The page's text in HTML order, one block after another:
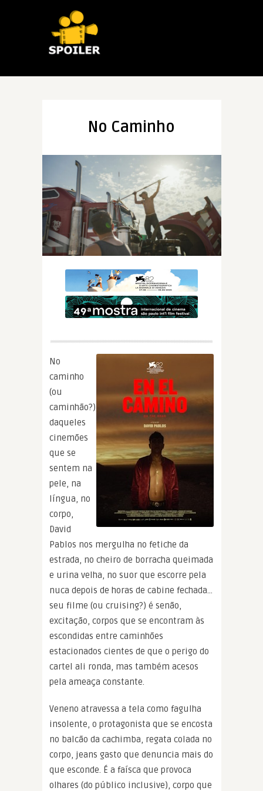
No Caminho
No
caminho
(ou
caminhão?)
daqueles
cinemões
que se
sentem na
pele, na
língua, no
corpo,
David
Pablos nos mergulha no fetiche da
estrada, no cheiro de borracha queimada
e urina velha, no suor que escorre pela
nuca depois de horas de cabine fechada…
seu filme (ou cruising?) é senão,
excitação, corpos que se encontram às
escondidas entre caminhões
estacionados cientes de que o perigo do
cartel ali ronda, mas também acesos
pela ameaça constante.
Veneno atravessa a tela como fagulha
insolente, o protagonista que se encosta
no balcão da cachimba, regata colada no
corpo, jeans gasto que denuncia mais do
que esconde. É a faísca que provoca
olhares (do público inclusive), corpo que